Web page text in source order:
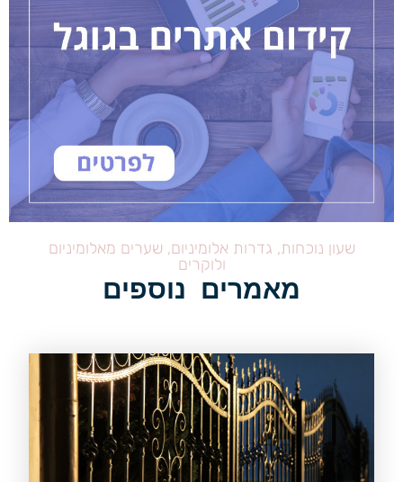
שעון נוכחות, גדרות אלומיניום, שערים מאלומיניום
ולוקרים
מאמרים נוספים